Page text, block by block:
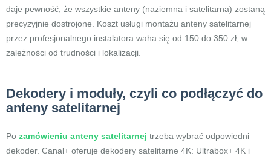
daje pewność, że wszystkie anteny (naziemna i satelitarna) zostaną
precyzyjnie dostrojone. Koszt usługi montażu anteny satelitarnej
przez profesjonalnego instalatora waha się od 150 do 350 zł, w
zależności od trudności i lokalizacji.
Dekodery i moduły, czyli co podłączyć do
anteny satelitarnej
Po zamówieniu anteny satelitarnej trzeba wybrać odpowiedni
dekoder. Canal+ oferuje dekodery satelitarne 4K: Ultrabox+ 4K i